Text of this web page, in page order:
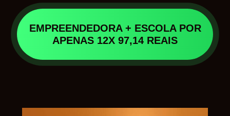
EMPREENDEDORA + ESCOLA POR
APENAS 12X 97,14 REAIS